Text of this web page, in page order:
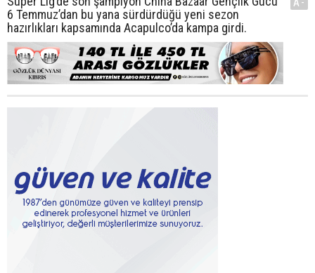
6 Temmuz’dan bu yana sürdürdüğü yeni sezon
hazırlıkları kapsamında Acapulco’da kampa girdi.